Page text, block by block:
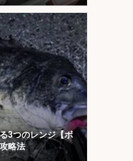
3つのレンジ【ボ
略法